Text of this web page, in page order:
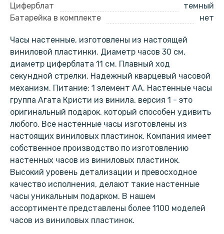
Циферблат
темный
Батарейка в комплекте
нет
Часы настенные, изготовлены из настоящей
виниловой пластинки. Диаметр часов 30 см,
диаметр циферблата 11 см. Плавный ход
секундной стрелки. Надежный кварцевый часовой
механизм. Питание: 1 элемент АА. Настенные часы
группа Агата Кристи из винила, версия 1 - это
оригинальный подарок, который способен удивить
любого. Все настенные часы изготовлены из
настоящих виниловых пластинок. Компания имеет
собственное производство по изготовлению
настенных часов из виниловых пластинок.
Высокий уровень детализации и превосходное
качество исполнения, делают такие настенные
часы уникальным подарком. В нашем
ассортименте представлены более 1100 моделей
часов из виниловых пластинок.